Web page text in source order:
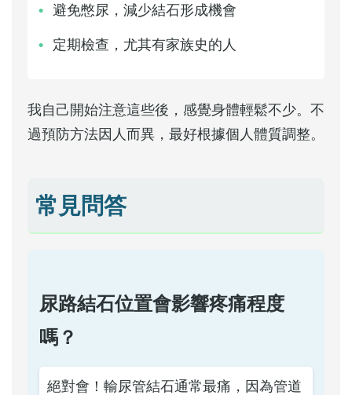
避免憋尿，減少結石形成機會
定期檢查，尤其有家族史的人
我自己開始注意這些後，感覺身體輕鬆不少。不
過預防方法因人而異，最好根據個人體質調整。
常見問答
尿路結石位置會影響疼痛程度
嗎？
絕對會！輸尿管結石通常最痛，因為管道